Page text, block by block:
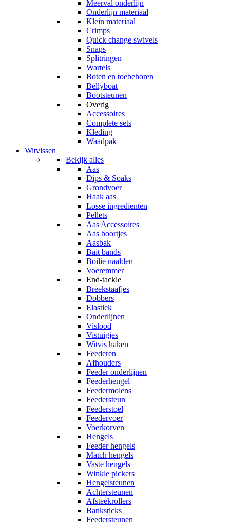
Meerval onderlijn
Onderlijn materiaal
Klein materiaal
Crimps
Quick change swivels
Snaps
Splitringen
Wartels
Boten en toebehoren
Bellyboat
Bootsteunen
Overig
Accessoires
Complete sets
Kleding
Waadpak
Witvissen
Bekijk alles
Aas
Dips & Soaks
Grondvoer
Haak aas
Losse ingredienten
Pellets
Aas Accessoires
Aas boortjes
Aasbak
Bait bands
Boilie naalden
Voeremmer
End-tackle
Breekstaafjes
Dobbers
Elastiek
Onderlijnen
Vislood
Vistuigjes
Witvis haken
Feederen
Afhouders
Feeder onderlijnen
Feederhengel
Feedermolens
Feedersteun
Feederstoel
Feedervoer
Voerkorven
Hengels
Feeder hengels
Match hengels
Vaste hengels
Winkle pickers
Hengelsteunen
Achtersteunen
Afsteekrollers
Banksticks
Feedersteunen